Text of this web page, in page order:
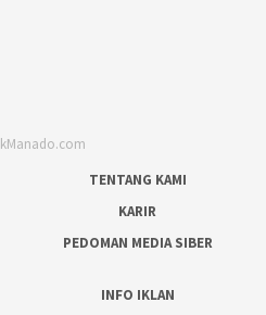
TENTANG KAMI
KARIR
PEDOMAN MEDIA SIBER
INFO IKLAN